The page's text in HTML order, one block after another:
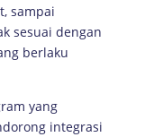
sampai
sesuai dengan
berlaku
yang
integrasi